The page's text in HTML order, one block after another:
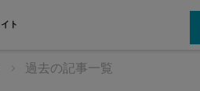
ト
ム 過去の記事一覧